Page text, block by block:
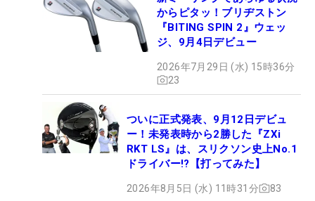
からピタッ！ブリヂストン
『BITING SPIN 2』ウェッ
ジ、9月4日デビュー
2026年7月29日 (水) 15時36分
23
ついに正式発表、9月12日デビュ
ー！未発表時から2勝した『ZXi
RKT LS』は、スリクソン史上No.1
ドライバー!?【打ってみた】
2026年8月5日 (水) 11時31分 83